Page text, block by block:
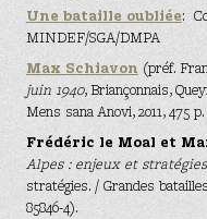
Une bataille oubliée:
MINDEF/SGA/DMPA
Max Schiavon (préf.
juin 1940, Briançonnais,
Mens sana Anovi, 2011, 475
Frédéric le Moal et
Alpes : enjeux et stratégies
stratégies. / Grandes
85846-4).